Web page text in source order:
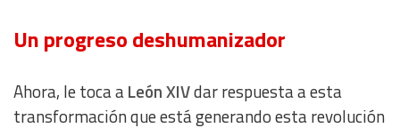
Un progreso deshumanizador
Ahora, le toca aLeón XIVdar respuesta a esta
transformación que está generando esta revolución